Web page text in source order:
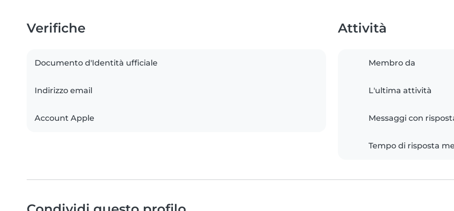
Verifiche
Documento d'Identità ufficiale
Indirizzo email
Account Apple
Attività
Membro da
L'ultima attività
Messaggi con
Tempo di risposta